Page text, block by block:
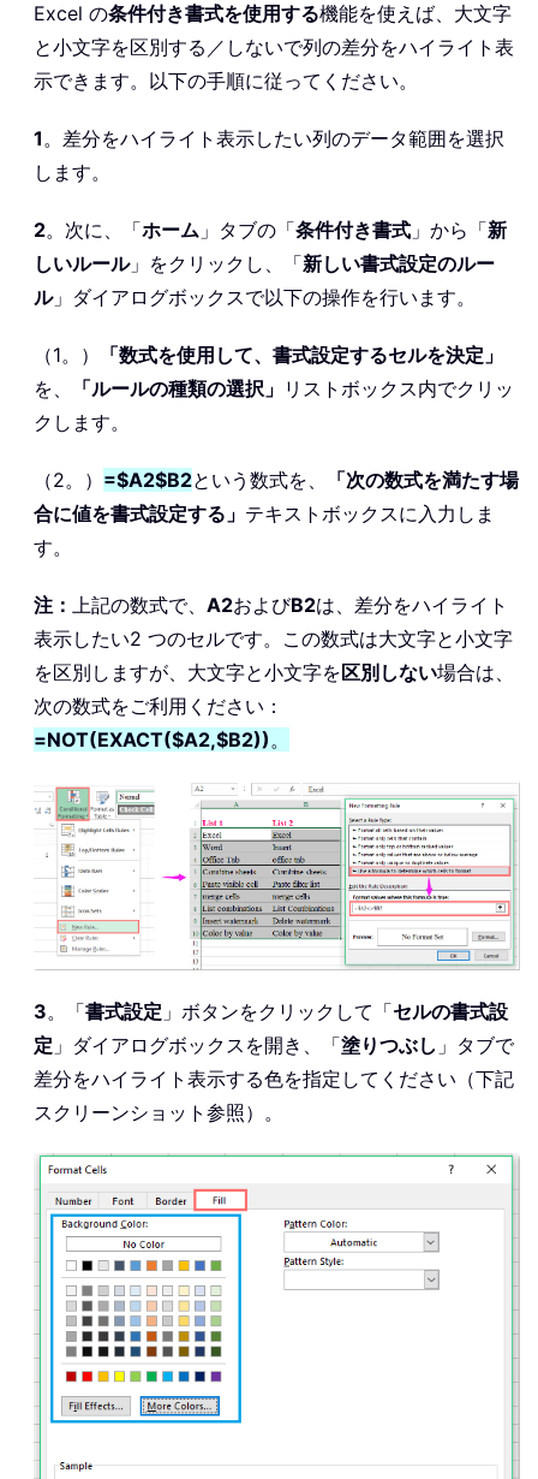
Excel の条件付き書式を使用する機能を使えば、大文字
と小文字を区別する／しないで列の差分をハイライト表
示できます。以下の手順に従ってください。
1。差分をハイライト表示したい列のデータ範囲を選択
します。
2。次に、「ホーム 」タブの「条件付き書式 」から「新
しいルール」をクリックし、「新しい書式設定のルー
ル」ダイアログボックスで以下の操作を行います。
（1。）
「数式を使用して、書式設定するセルを決定」
を、
「ルールの種類の選択」 リストボックス内でクリッ
クします。
（2。） =$A2$B2という数式を、
「次の数式を満たす場
合に値を書式設定する」 テキストボックスに入力しま
す。
注： 上記の数式で、 A2およびB2は、差分をハイライト
表示したい2 つのセルです。この数式は大文字と小文字
を区別しますが、大文字と小文字を区別しない場合は、
次の数式をご利用ください：
=NOT(EXACT($A2,$B2))。
3。「書式設定 」ボタンをクリックして「セルの書式設
定 」ダイアログボックスを開き、「塗りつぶし 」タブで
差分をハイライト表示する色を指定してください（下記
スクリーンショット参照）。